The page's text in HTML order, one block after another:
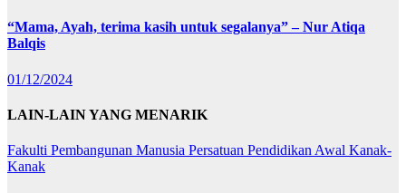
“Mama, Ayah, terima kasih untuk segalanya” – Nur Atiqa
Balqis
01/12/2024
LAIN-LAIN YANG MENARIK
Fakulti Pembangunan Manusia Persatuan Pendidikan Awal Kanak-
Kanak